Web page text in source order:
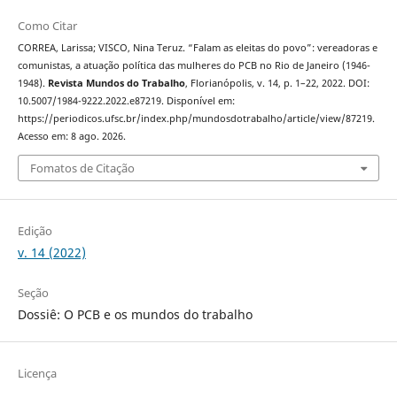
Como Citar
CORREA, Larissa; VISCO, Nina Teruz. “Falam as eleitas do povo”: vereadoras e
comunistas, a atuação política das mulheres do PCB no Rio de Janeiro (1946-
1948). Revista Mundos do Trabalho, Florianópolis, v. 14, p. 1–22, 2022. DOI:
10.5007/1984-9222.2022.e87219. Disponível em:
https://periodicos.ufsc.br/index.php/mundosdotrabalho/article/view/87219.
Acesso em: 8 ago. 2026.
Fomatos de Citação
Edição
v. 14 (2022)
Seção
Dossiê: O PCB e os mundos do trabalho
Licença